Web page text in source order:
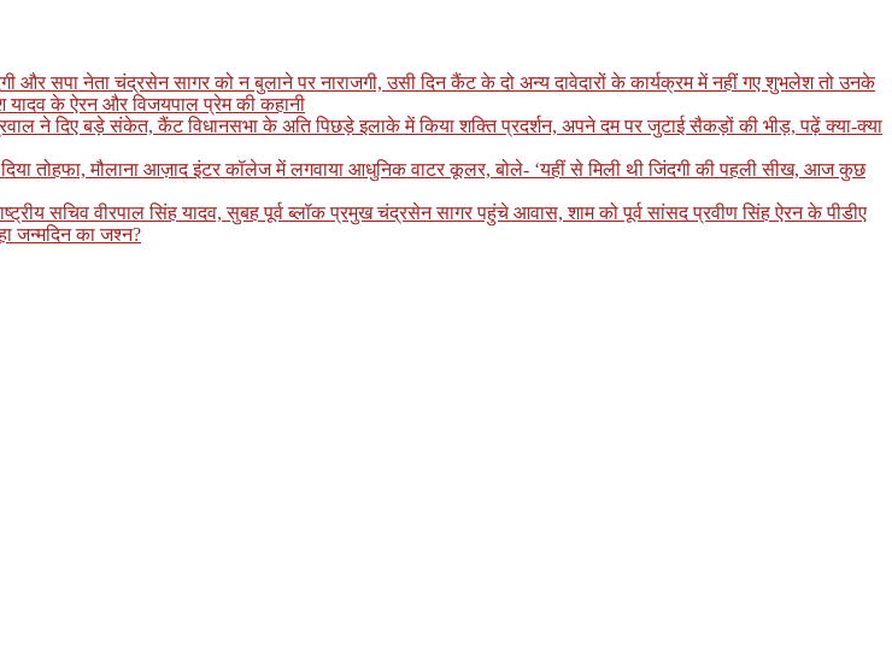
और सपा नेता चंद्रसेन सागर को न बुलाने पर नाराजगी, उसी दिन कैंट के दो अन्य दावेदारों के कार्यक्रम में नहीं गए शुभलेश तो उनके
के ऐरन और विजयपाल प्रेम की कहानी
ने दिए बड़े संकेत, कैंट विधानसभा के अति पिछड़े इलाके में किया शक्ति प्रदर्शन, अपने दम पर जुटाई सैकड़ों की भीड़, पढ़ें क्या-क्या
तोहफा, मौलाना आज़ाद इंटर कॉलेज में लगवाया आधुनिक वाटर कूलर, बोले- ‘यहीं से मिली थी जिंदगी की पहली सीख, आज कुछ
सचिव वीरपाल सिंह यादव, सुबह पूर्व ब्लॉक प्रमुख चंद्रसेन सागर पहुंचे आवास, शाम को पूर्व सांसद प्रवीण सिंह ऐरन के पीडीए
जन्मदिन का जश्न?